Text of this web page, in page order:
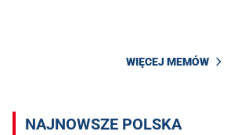
WIĘCEJ MEMÓW
NAJNOWSZE POLSKA